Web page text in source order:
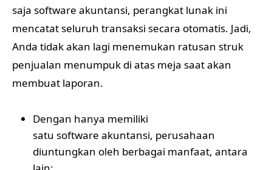
saja software akuntansi, perangkat lunak ini
mencatat seluruh transaksi secara otomatis. Jadi,
Anda tidak akan lagi menemukan ratusan struk
penjualan menumpuk di atas meja saat akan
membuat laporan.
Dengan hanya memiliki
satu software akuntansi, perusahaan
diuntungkan oleh berbagai manfaat, antara